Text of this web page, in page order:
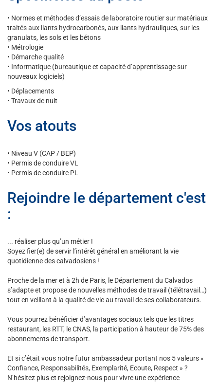
• Normes et méthodes d’essais de laboratoire routier sur matériaux
traités aux liants hydrocarbonés, aux liants hydrauliques, sur les
granulats, les sols et les bétons
• Métrologie
• Démarche qualité
• Informatique (bureautique et capacité d’apprentissage sur
nouveaux logiciels)
• Déplacements
• Travaux de nuit
Vos atouts
• Niveau V (CAP / BEP)
• Permis de conduire VL
• Permis de conduire PL
Rejoindre le département c'est
:
... réaliser plus qu’un métier !
Soyez fier(e) de servir l’intérêt général en améliorant la vie
quotidienne des calvadosiens !
Proche de la mer et à 2h de Paris, le Département du Calvados
s’adapte et propose de nouvelles méthodes de travail (télétravail…)
tout en veillant à la qualité de vie au travail de ses collaborateurs.
Vous pourrez bénéficier d’avantages sociaux tels que les titres
restaurant, les RTT, le CNAS, la participation à hauteur de 75% des
abonnements de transport.
Et si c’était vous notre futur ambassadeur portant nos 5 valeurs «
Confiance, Responsabilités, Exemplarité, Ecoute, Respect » ?
N’hésitez plus et rejoignez-nous pour vivre une expérience